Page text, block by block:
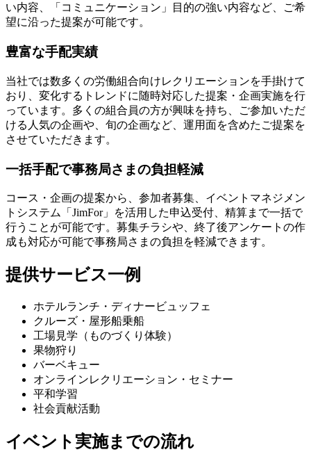
い内容、「コミュニケーション」目的の強い内容など、ご希
望に沿った提案が可能です。
豊富な手配実績
当社では数多くの労働組合向けレクリエーションを手掛けて
おり、変化するトレンドに随時対応した提案・企画実施を行
っています。多くの組合員の方が興味を持ち、ご参加いただ
ける人気の企画や、旬の企画など、運用面を含めたご提案を
させていただきます。
一括手配で事務局さまの負担軽減
コース・企画の提案から、参加者募集、イベントマネジメン
トシステム「JimFor」を活用した申込受付、精算まで一括で
行うことが可能です。募集チラシや、終了後アンケートの作
成も対応が可能で事務局さまの負担を軽減できます。
提供サービス一例
ホテルランチ・ディナービュッフェ
クルーズ・屋形船乗船
工場見学（ものづくり体験）
果物狩り
バーベキュー
オンラインレクリエーション・セミナー
平和学習
社会貢献活動
イベント実施までの流れ